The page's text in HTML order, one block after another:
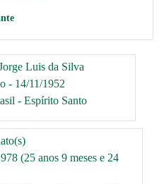
Luis da Silva
- 14/11/1952
- Espírito Santo
(25 anos 9 meses e 24